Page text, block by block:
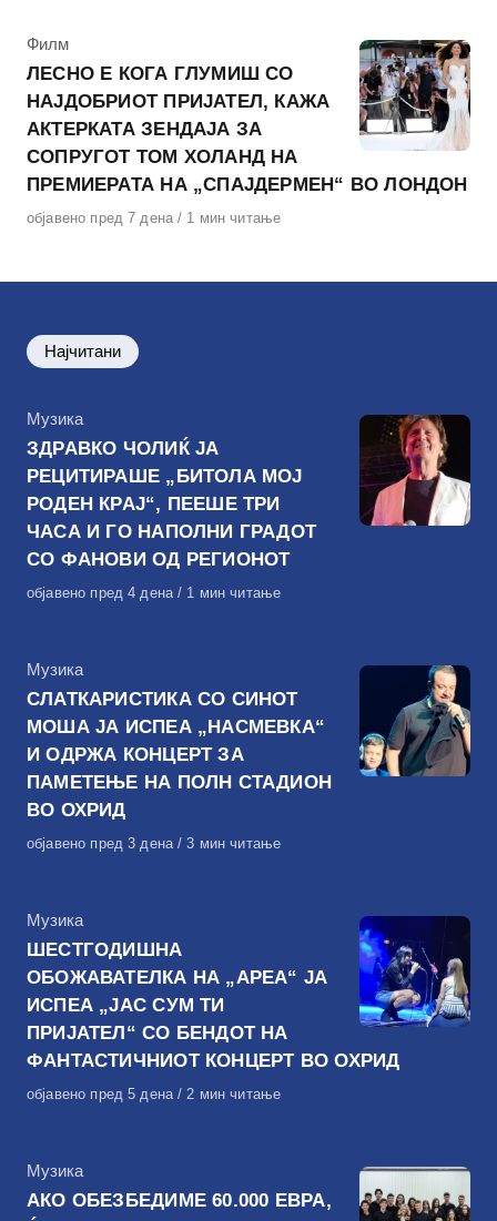
КАтегорија
Филм
ЛЕСНО Е КОГА ГЛУМИШ СО
НАЈДОБРИОТ ПРИЈАТЕЛ, КАЖА
АКТЕРКАТА ЗЕНДАЈА ЗА
СОПРУГОТ ТОМ ХОЛАНД НА
ПРЕМИЕРАТА НА „СПАЈДЕРМЕН“ ВО ЛОНДОН
Објавено
објавено пред 7 дена 1 мин читање
Најчитани
КАтегорија
Музика
ЗДРАВКО ЧОЛИЌ ЈА
РЕЦИТИРАШЕ „БИТОЛА МОЈ
РОДЕН КРАЈ“, ПЕЕШЕ ТРИ
ЧАСА И ГО НАПОЛНИ ГРАДОТ
СО ФАНОВИ ОД РЕГИОНОТ
Објавено
објавено пред 4 дена 1 мин читање
КАтегорија
Музика
СЛАТКАРИСТИКА СО СИНОТ
МОША ЈА ИСПЕА „НАСМЕВКА“
И ОДРЖА КОНЦЕРТ ЗА
ПАМЕТЕЊЕ НА ПОЛН СТАДИОН
ВО ОХРИД
Објавено
објавено пред 3 дена 3 мин читање
КАтегорија
Музика
ШЕСТГОДИШНА
ОБОЖАВАТЕЛКА НА „АРЕА“ ЈА
ИСПЕА „ЈАС СУМ ТИ
ПРИЈАТЕЛ“ СО БЕНДОТ НА
ФАНТАСТИЧНИОТ КОНЦЕРТ ВО ОХРИД
Објавено
објавено пред 5 дена 2 мин читање
КАтегорија
Музика
АКО ОБЕЗБЕДИМЕ 60.000 ЕВРА,